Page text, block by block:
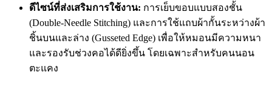
ดีไซน์ที่ส่งเสริมการใช้งาน: การเย็บขอบแบบสองชั้น
(Double-Needle Stitching) และการใช้แถบผ้ากั้นระหว่างผ้า
ชิ้นบนและล่าง (Gusseted Edge) เพื่อให้หมอนมีความหนา
และรองรับช่วงคอได้ดียิ่งขึ้น โดยเฉพาะสำหรับคนนอน
ตะแคง